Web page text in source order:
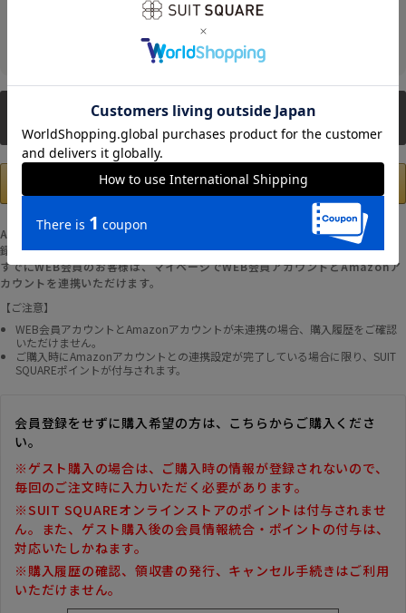
メルマガ配信
そのほかにもさまざまなキャンペーンを予定しています。
新規会員登録
Amazonアカウントの登録情報を使用して、お支払いおよび新規WEB会員登
録が可能です。
すでにWEB会員のお客様は、マイページでWEB会員アカウントとAmazonア
カウントを連携いただけます。
【ご注意】
WEB会員アカウントとAmazonアカウントが未連携の場合、購入履歴をご確認
いただけません。
ご購入時にAmazonアカウントとの連携設定が完了している場合に限り、SUIT
SQUAREポイントが付与されます。
会員登録をせずに購入希望の方は、こちらからご購入くださ
い。
※ゲスト購入の場合は、ご購入時の情報が登録されないので、
毎回のご注文時に入力いただく必要があります。
※SUIT SQUAREオンラインストアのポイントは付与されませ
ん。また、ゲスト購入後の会員情報統合・ポイントの付与は、
対応いたしかねます。
※購入履歴の確認、領収書の発行、キャンセル手続きはご利用
いただけません。